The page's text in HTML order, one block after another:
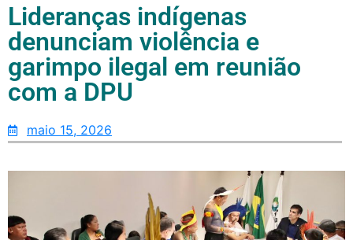
Lideranças indígenas
denunciam violência e
garimpo ilegal em reunião
com a DPU
maio 15, 2026